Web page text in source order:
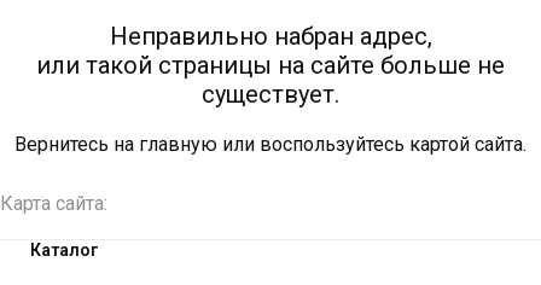
Неправильно набран адрес,
или такой страницы на сайте больше не
существует.
Вернитесь на главную или воспользуйтесь картой сайта.
Карта сайта:
Каталог